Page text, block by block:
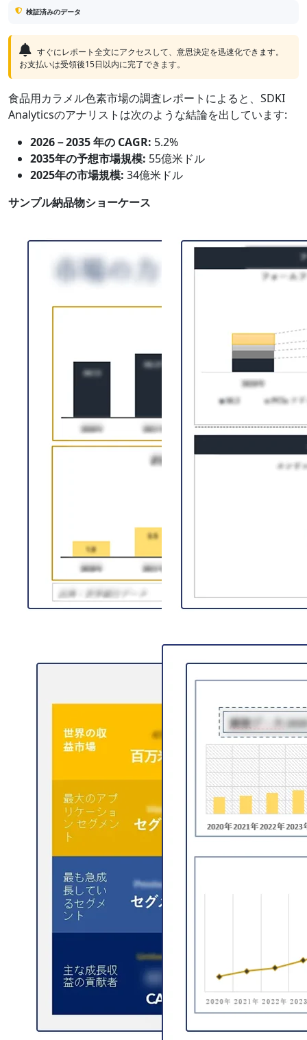
検証済みのデータ
すぐにレポート全文にアクセスして、意思決定を迅速化できます。
お支払いは受領後15日以内に完了できます。
食品用カラメル色素市場の調査レポートによると、SDKI
Analyticsのアナリストは次のような結論を出しています:
2026－2035 年の CAGR: 5.2%
2035年の予想市場規模: 55億米ドル
2025年の市場規模: 34億米ドル
サンプル納品物ショーケース